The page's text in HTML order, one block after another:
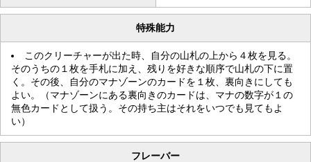
特殊能力
このクリーチャーが出た時、自分の山札の上から４枚を見る。
そのうちの１枚を手札に加え、残りを好きな順序で山札の下に置
く。その後、自分のマナゾーンのカードを１枚、裏向きにしても
よい。（マナゾーンにある裏向きのカードは、マナの数字が１の
無色カードとして扱う。その持ち主はそれをいつでも見てもよ
い）
フレーバー